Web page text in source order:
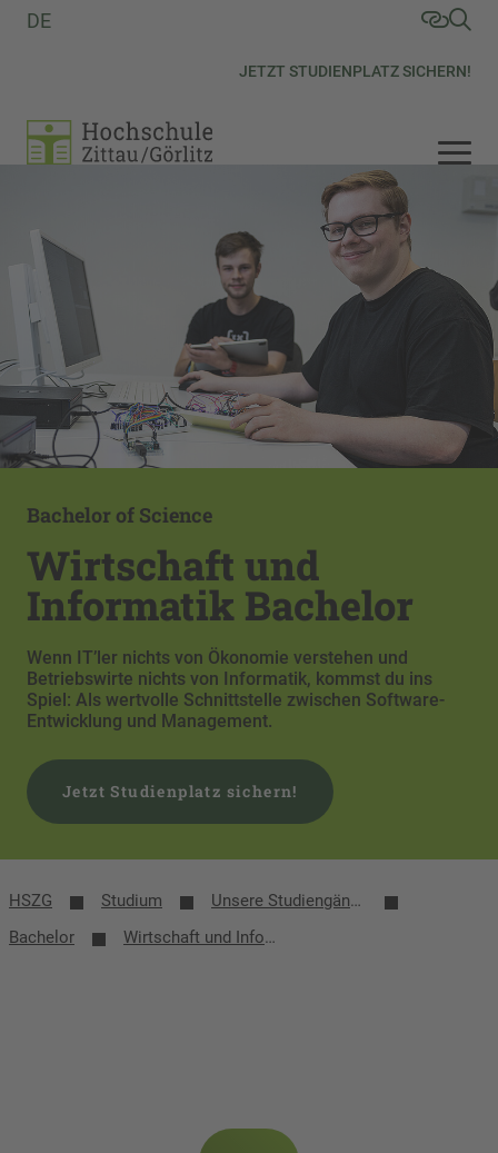
JETZT STUDIENPLATZ SICHERN!
DE
Bachelor of Science
Wirtschaft und
Informatik Bachelor
Wenn IT’ler nichts von Ökonomie verstehen und
Betriebswirte nichts von Informatik, kommst du ins
Spiel: Als wertvolle Schnittstelle zwischen Software-
Entwicklung und Management.
Jetzt Studienplatz sichern!
HSZG Studium
Unsere Studiengänge
Bachelor
Wirtschaft und Informatik